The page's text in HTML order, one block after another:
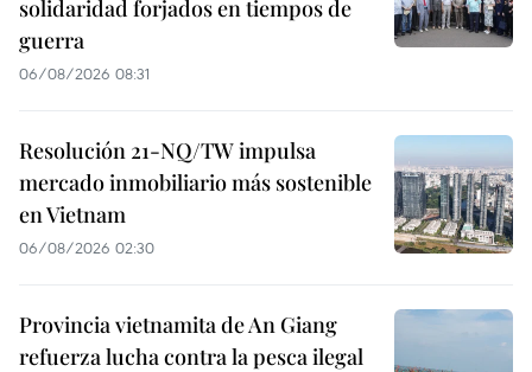
solidaridad forjados en tiempos de
guerra
06/08/2026 08:31
Resolución 21-NQ/TW impulsa
mercado inmobiliario más sostenible
en Vietnam
06/08/2026 02:30
Provincia vietnamita de An Giang
refuerza lucha contra la pesca ilegal